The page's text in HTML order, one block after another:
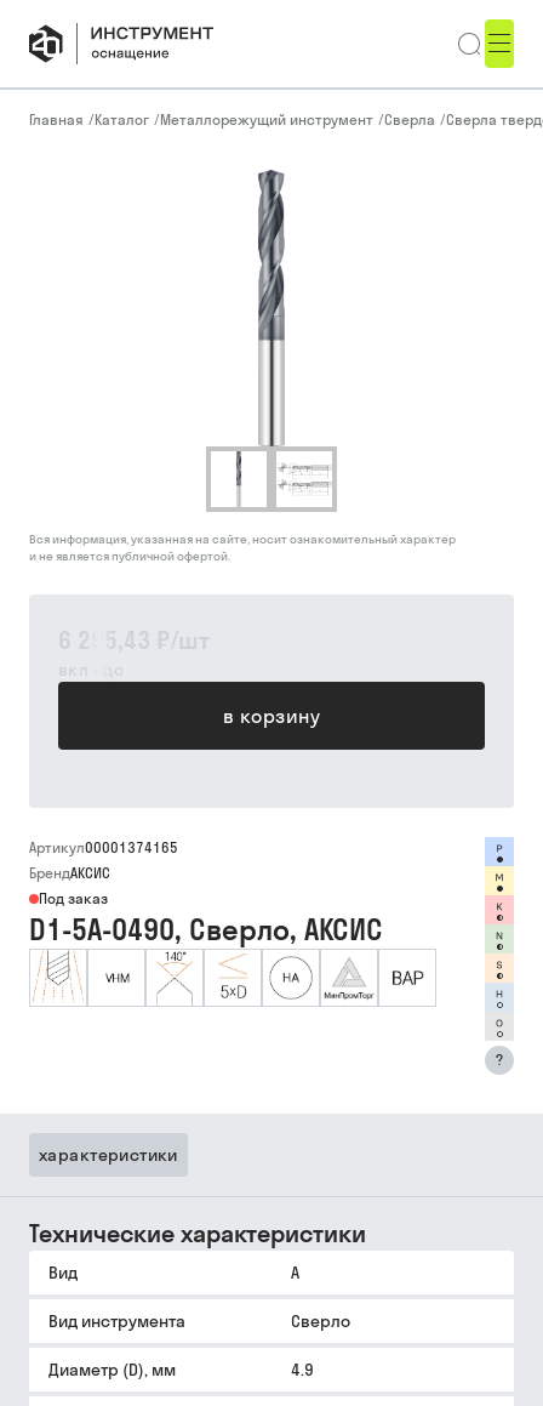
Главная /Каталог /Металлорежущий инструмент /Сверла /Сверла
6 295,43 ₽/шт
вкл ндс
в корзину
Вся информация, указанная на сайте, носит ознакомительный характер
и не является публичной офертой.
Артикул00001374165
БрендАКСИС
Под заказ
D1-5A-0490, Сверло, АКСИС
?
характеристики
Технические характеристики
Вид A
Вид инструмента Сверло
Диаметр (D), мм 4.9